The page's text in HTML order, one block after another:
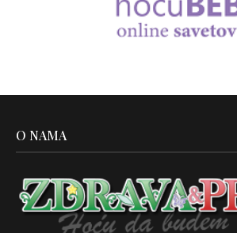
O NAMA